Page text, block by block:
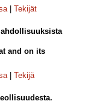
| Tekijät
and on its
| Tekijä